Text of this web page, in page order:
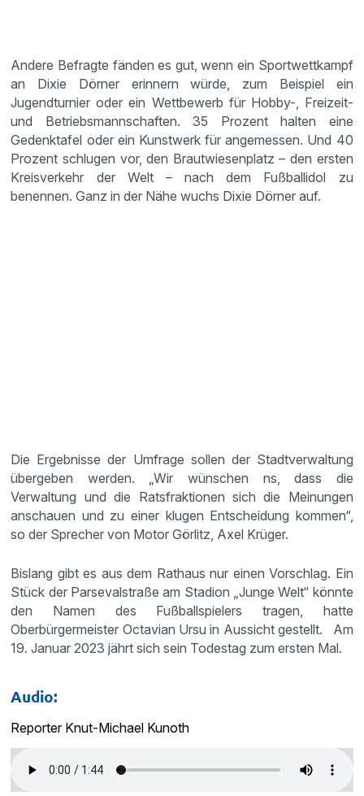
Andere Befragte fänden es gut, wenn ein Sportwettkampf
an Dixie Dörner erinnern würde, zum Beispiel ein
Jugendturnier oder ein Wettbewerb für Hobby-, Freizeit-
und Betriebsmannschaften. 35 Prozent halten eine
Gedenktafel oder ein Kunstwerk für angemessen. Und 40
Prozent schlugen vor, den Brautwiesenplatz – den ersten
Kreisverkehr der Welt – nach dem Fußballidol zu
benennen. Ganz in der Nähe wuchs Dixie Dörner auf.
Die Ergebnisse der Umfrage sollen der Stadtverwaltung
übergeben werden. „Wir wünschen ns, dass die
Verwaltung und die Ratsfraktionen sich die Meinungen
anschauen und zu einer klugen Entscheidung kommen“,
so der Sprecher von Motor Görlitz, Axel Krüger.
Bislang gibt es aus dem Rathaus nur einen Vorschlag. Ein
Stück der Parsevalstraße am Stadion „Junge Welt“ könnte
den Namen des Fußballspielers tragen, hatte
Oberbürgermeister Octavian Ursu in Aussicht gestellt. Am
19. Januar 2023 jährt sich sein Todestag zum ersten Mal.
Audio:
Reporter Knut-Michael Kunoth